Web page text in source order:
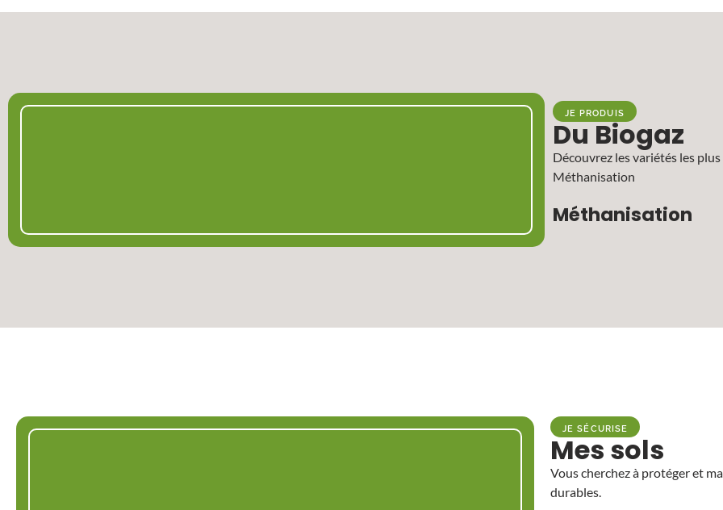
JE PRODUIS
Du Biogaz
Découvrez les variétés les
Méthanisation
Méthanisation
JE SÉCURISE
Mes sols
Vous cherchez à protéger et
durables.